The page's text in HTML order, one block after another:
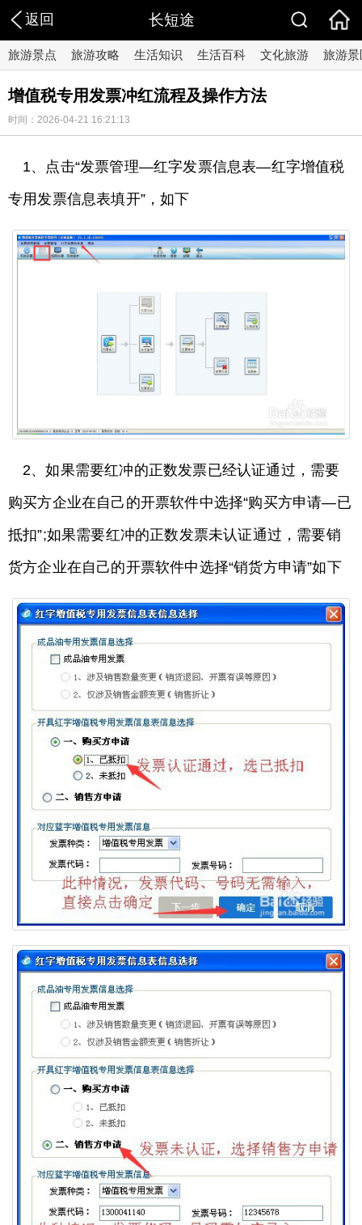
返回 长短途
旅游景点 旅游攻略 生活知识 生活百科 文化旅游 旅游景
增值税专用发票冲红流程及操作方法
时间：2026-04-21 16:21:13
1、点击“发票管理—红字发票信息表—红字增值税
专用发票信息表填开”，如下
2、如果需要红冲的正数发票已经认证通过，需要
购买方企业在自己的开票软件中选择“购买方申请—已
抵扣”;如果需要红冲的正数发票未认证通过，需要销
货方企业在自己的开票软件中选择“销货方申请”如下